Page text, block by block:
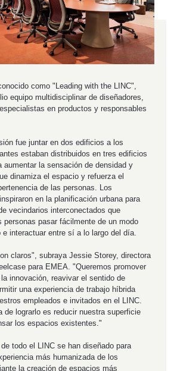
como "Leading with the LINC",
equipo multidisciplinar de diseñadores,
en productos y responsables
fue juntar en dos edificios a los
estaban distribuidos en tres edificios
aumentar la sensación de densidad y
dinamiza el espacio y refuerza el
de las personas. Los
en la planificación urbana para
vecindarios interconectados que
personas pasar fácilmente de un modo
e interactuar entre sí a lo largo del día.
claros", subraya Jessie Storey, directora
para EMEA. "Queremos promover
innovación, reavivar el sentido de
una experiencia de trabajo híbrida
empleados e invitados en el LINC.
de lograrlo es reducir nuestra superficie
los espacios existentes."
todo el LINC se han diseñado para
más humanizada de los
la creación de espacios más